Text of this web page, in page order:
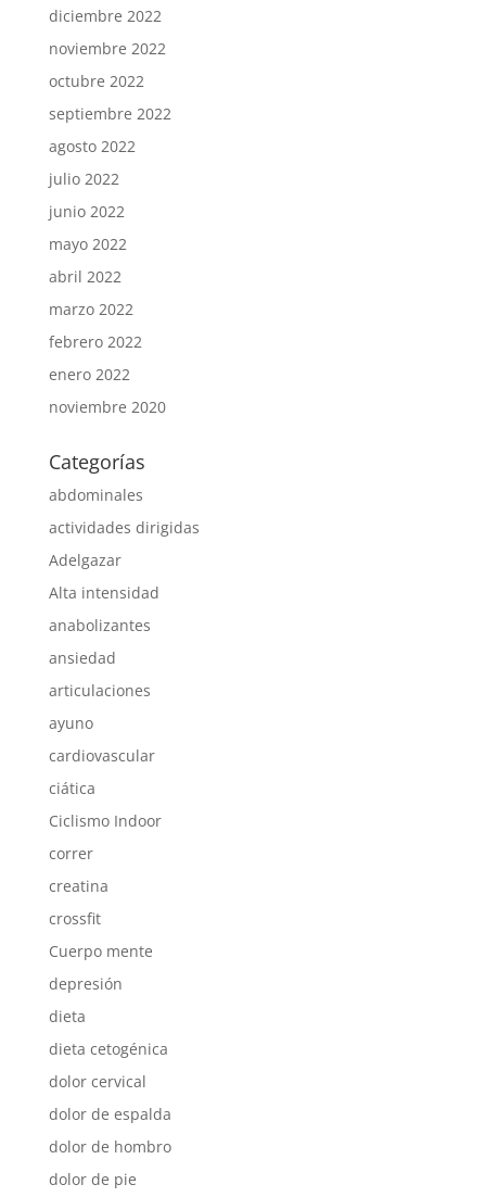
diciembre 2022
noviembre 2022
octubre 2022
septiembre 2022
agosto 2022
julio 2022
junio 2022
mayo 2022
abril 2022
marzo 2022
febrero 2022
enero 2022
noviembre 2020
Categorías
abdominales
actividades dirigidas
Adelgazar
Alta intensidad
anabolizantes
ansiedad
articulaciones
ayuno
cardiovascular
ciática
Ciclismo Indoor
correr
creatina
crossfit
Cuerpo mente
depresión
dieta
dieta cetogénica
dolor cervical
dolor de espalda
dolor de hombro
dolor de pie